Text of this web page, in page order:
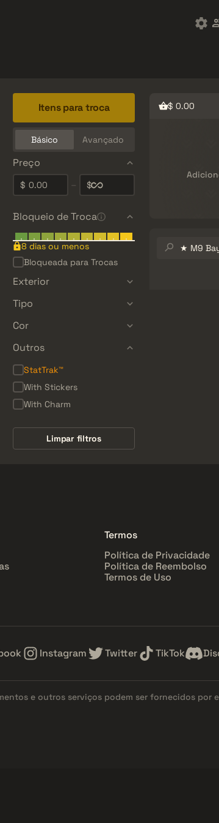
Itens para troca
Básico Avançado
Preço
0.00
$ – $
Bloqueio de Troca
8 dias ou menos
Bloqueada para Trocas
Exterior
Tipo
Cor
Outros
StatTrak™
With Stickers
With Charm
Limpar filtros
$ 0.00
Buscar no
inventário…
Termos
Política de Privacidade
Política de Reembolso
Termos de Uso
Instagram Twitter TikTok
e outros serviços podem ser fornecidos por